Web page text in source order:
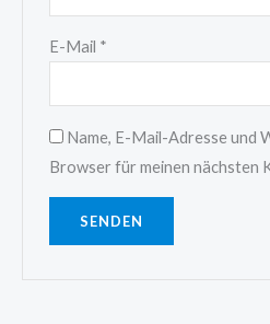
E-Mail *
Name, E-Mail-Adresse und
Browser für meinen nächsten